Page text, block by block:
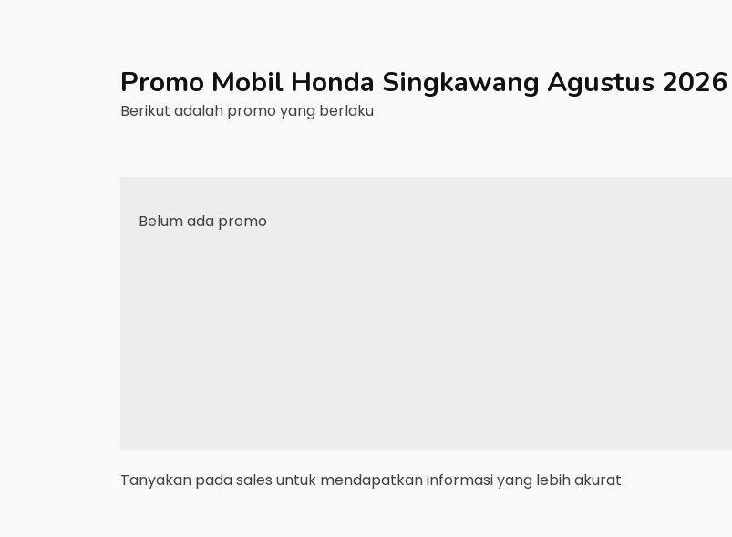
Promo Mobil Honda Singkawang Agustus 2026
Berikut adalah promo yang berlaku
Belum ada promo
Tanyakan pada sales untuk mendapatkan informasi yang lebih akurat